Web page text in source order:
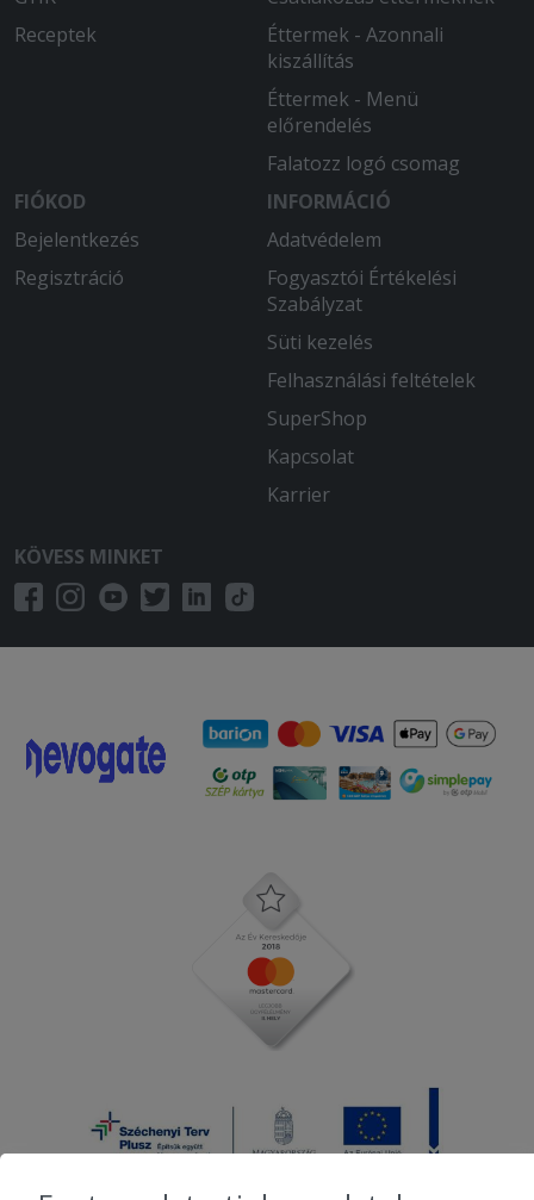
Receptek
Éttermek - Azonnali
kiszállítás
Éttermek - Menü
előrendelés
Falatozz logó csomag
FIÓKOD
Bejelentkezés
Regisztráció
INFORMÁCIÓ
Adatvédelem
Fogyasztói Értékelési
Szabályzat
Süti kezelés
Felhasználási feltételek
SuperShop
Kapcsolat
Karrier
KÖVESS MINKET